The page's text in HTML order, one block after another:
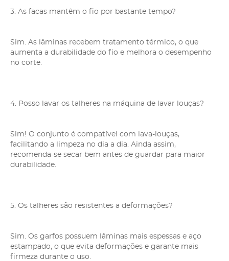
3. As facas mantêm o fio por bastante tempo?
Sim. As lâminas recebem tratamento térmico, o que
aumenta a durabilidade do fio e melhora o desempenho
no corte.
4. Posso lavar os talheres na máquina de lavar louças?
Sim! O conjunto é compatível com lava-louças,
facilitando a limpeza no dia a dia. Ainda assim,
recomenda-se secar bem antes de guardar para maior
durabilidade.
5. Os talheres são resistentes a deformações?
Sim. Os garfos possuem lâminas mais espessas e aço
estampado, o que evita deformações e garante mais
firmeza durante o uso.